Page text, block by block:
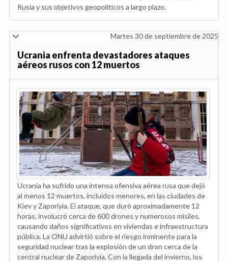
Rusia y sus objetivos geopolíticos a largo plazo.
Martes 30 de septiembre de 2025
Ucrania enfrenta devastadores ataques
aéreos rusos con 12 muertos
Ucrania ha sufrido una intensa ofensiva aérea rusa que dejó
al menos 12 muertos, incluidos menores, en las ciudades de
Kiev y Zaporiyia. El ataque, que duró aproximadamente 12
horas, involucró cerca de 600 drones y numerosos misiles,
causando daños significativos en viviendas e infraestructura
pública. La ONU advirtió sobre el riesgo inminente para la
seguridad nuclear tras la explosión de un dron cerca de la
central nuclear de Zaporiyia. Con la llegada del invierno, los